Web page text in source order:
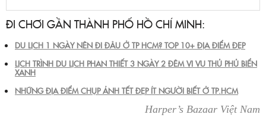
ĐI CHƠI GẦN THÀNH PHỐ HỒ CHÍ MINH:
DU LỊCH 1 NGÀY NÊN ĐI ĐÂU Ở TP HCM? TOP 10+ ĐỊA ĐIỂM ĐẸP
LỊCH TRÌNH DU LỊCH PHAN THIẾT 3 NGÀY 2 ĐÊM VI VU THỦ PHỦ BIỂN
XANH
NHỮNG ĐỊA ĐIỂM CHỤP ẢNH TẾT ĐẸP ÍT NGƯỜI BIẾT Ở TP.HCM
Harper’s Bazaar Việt Nam